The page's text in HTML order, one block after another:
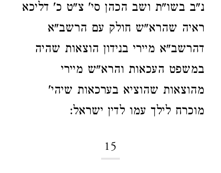
נ"ב בשו"ת ושב הכהן סי' צ"ט כ' דליכא
ראיה שהרא"ש חולק עם הרשב"א
דהרשב"א מיירי בנידון הוצאות שהיה
במשפט העכאות והרא"ש מיירי
מהוצאות שהוציא בערכאות שיהי'
מוכרח לילך עמו לדין ישראל:
15